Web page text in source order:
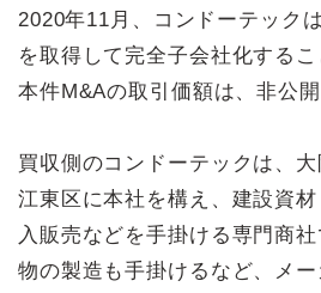
2020年11月、コンドーテック
を取得して完全子会社化するこ
本件M&Aの取引価額は、非公開
買収側のコンドーテックは、
江東区に本社を構え、建設資
入販売などを手掛ける専門商
物の製造も手掛けるなど、メ